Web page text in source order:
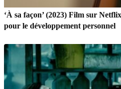
‘À sa façon’ (2023) Film sur
pour le développement personnel